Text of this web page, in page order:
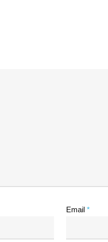
Email *